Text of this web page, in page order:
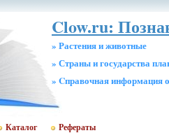
Clow.ru:
» Растения и животные
» Страны и государства
» Cправочная информация
Каталог Рефераты